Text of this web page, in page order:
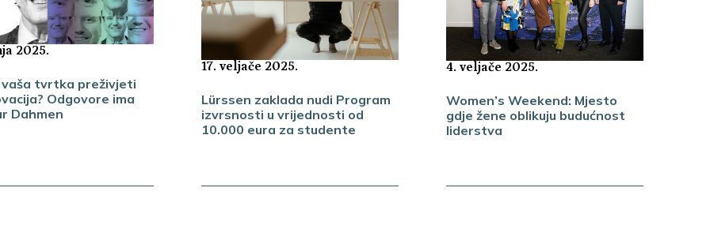
2025.
vaša tvrtka preživjeti
Odgovore ima
Dahmen
17. veljače 2025.
Lürssen zaklada nudi Program
izvrsnosti u vrijednosti od
10.000 eura za studente
4. veljače 2025.
Women’s Weekend: Mjesto
gdje žene oblikuju budućnost
liderstva